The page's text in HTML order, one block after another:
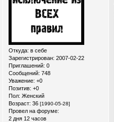
Откуда: в себе
Зарегистрирован: 2007-02-22
Приглашений: 0
Сообщений: 748
Уважение: +0
Позитив: +0
Пол: Женский
Возраст: 36 [1990-05-28]
Провел на форуме:
2 дня 12 часов